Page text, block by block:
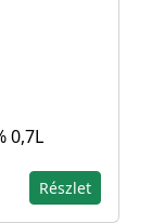
0,7L
Részlet